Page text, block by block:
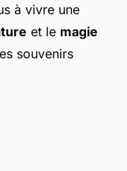
à vivre une
et le magie
souvenirs